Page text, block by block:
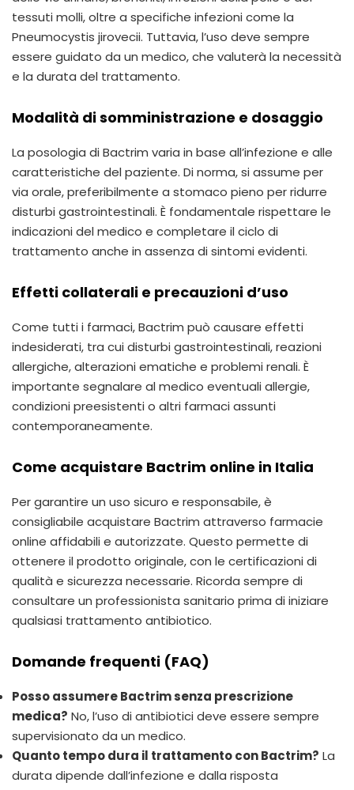
tessuti molli, oltre a specifiche infezioni come la
Pneumocystis jirovecii. Tuttavia, l’uso deve sempre
essere guidato da un medico, che valuterà la necessità
e la durata del trattamento.
Modalità di somministrazione e dosaggio
La posologia di Bactrim varia in base all’infezione e alle
caratteristiche del paziente. Di norma, si assume per
via orale, preferibilmente a stomaco pieno per ridurre
disturbi gastrointestinali. È fondamentale rispettare le
indicazioni del medico e completare il ciclo di
trattamento anche in assenza di sintomi evidenti.
Effetti collaterali e precauzioni d’uso
Come tutti i farmaci, Bactrim può causare effetti
indesiderati, tra cui disturbi gastrointestinali, reazioni
allergiche, alterazioni ematiche e problemi renali. È
importante segnalare al medico eventuali allergie,
condizioni preesistenti o altri farmaci assunti
contemporaneamente.
Come acquistare Bactrim online in Italia
Per garantire un uso sicuro e responsabile, è
consigliabile acquistare Bactrim attraverso farmacie
online affidabili e autorizzate. Questo permette di
ottenere il prodotto originale, con le certificazioni di
qualità e sicurezza necessarie. Ricorda sempre di
consultare un professionista sanitario prima di iniziare
qualsiasi trattamento antibiotico.
Domande frequenti (FAQ)
Posso assumere Bactrim senza prescrizione
medica? No, l’uso di antibiotici deve essere sempre
supervisionato da un medico.
Quanto tempo dura il trattamento con Bactrim? La
durata dipende dall’infezione e dalla risposta